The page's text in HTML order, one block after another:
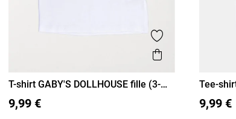
favoris
rapide Ajouter aux
Aperçu rapide
3 A
T-shirt GABY'S DOLLHOUSE fille (3-
9,99 € 4 A
Tee-
9,99 €